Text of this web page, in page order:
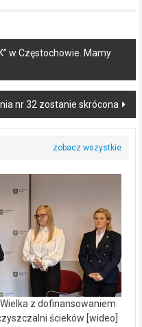
w Częstochowie. Mamy
nr 32 zostanie skrócona
z dofinansowaniem
ścieków [wideo]